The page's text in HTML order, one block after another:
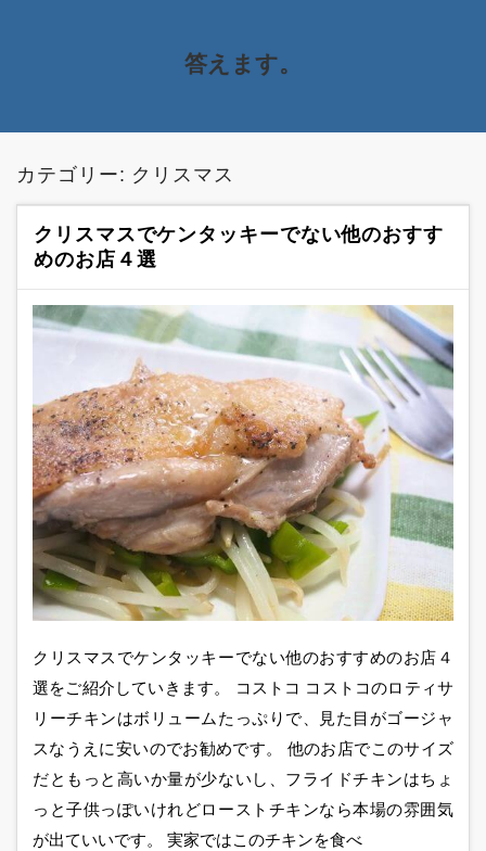
答えます。
カテゴリー: クリスマス
クリスマスでケンタッキーでない他のおすす
めのお店４選
クリスマスでケンタッキーでない他のおすすめのお店４
選をご紹介していきます。 コストコ コストコのロティサ
リーチキンはボリュームたっぷりで、見た目がゴージャ
スなうえに安いのでお勧めです。 他のお店でこのサイズ
だともっと高いか量が少ないし、フライドチキンはちょ
っと子供っぽいけれどローストチキンなら本場の雰囲気
が出ていいです。 実家ではこのチキンを食べ